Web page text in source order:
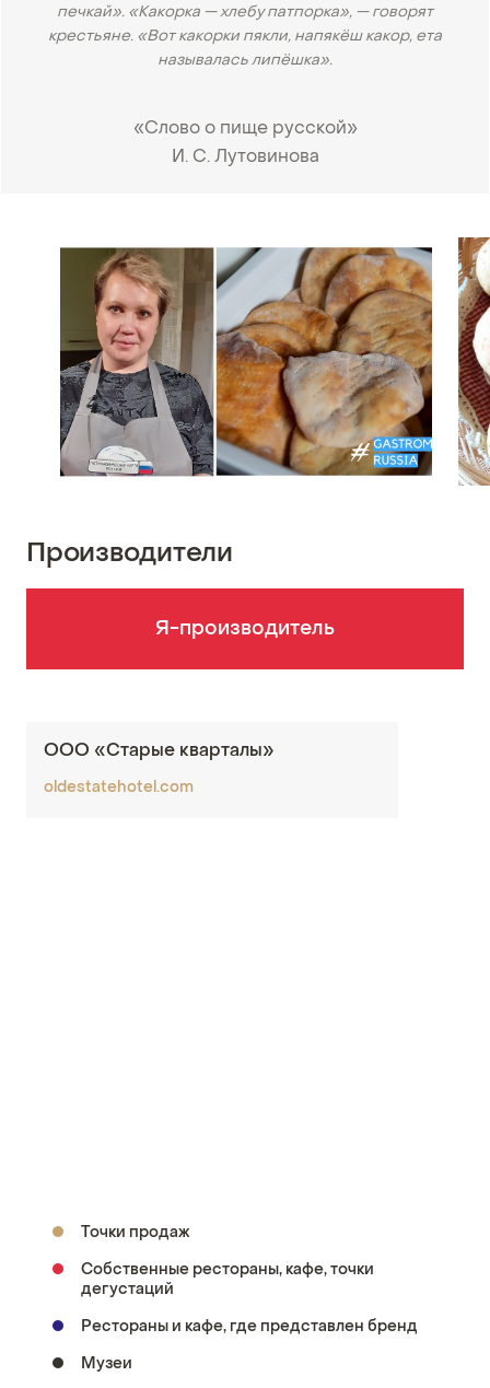
печкай». «Какорка — хлебу патпорка», — говорят
крестьяне. «Вот какорки пякли, напякёш какор, ета
называлась липёшка».
«Слово о пище русской»
•
И. С. Лутовинова
Производители
Я-производитель
ООО «Старые кварталы»
oldestatehotel.com
Точки продаж
Собственные рестораны, кафе, точки
дегустаций
Рестораны и кафе, где представлен бренд
Музеи